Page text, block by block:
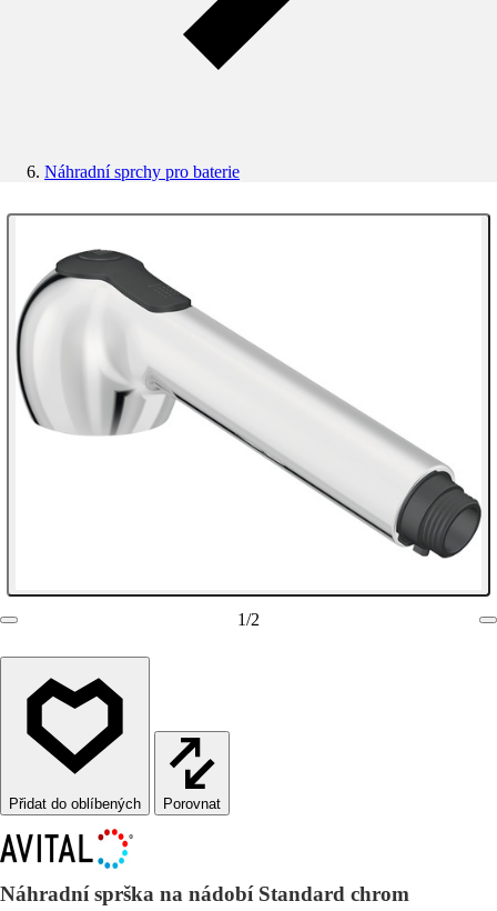
Náhradní sprchy pro baterie
1/2
Porovnat
Náhradní sprška na nádobí Standard chrom